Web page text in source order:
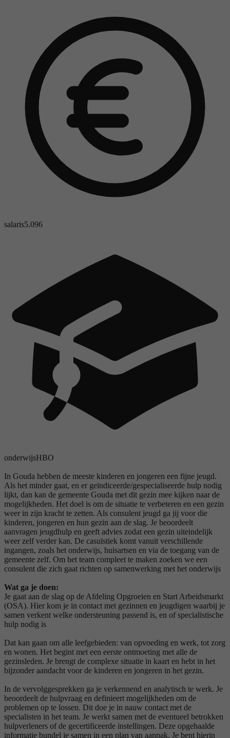
salaris5.096
onderwijsHBO
In Gouda hebben de meeste kinderen en jongeren een fijne jeugd.
Als het minder gaat, en er geïndiceerde/gespecialiseerde hulp nodig
lijkt, dan kan de gemeente Gouda met dit gezin mee kijken naar de
mogelijkheden. Het doel is om de situatie te verbeteren en een gezin
weer in zijn kracht te zetten. Als consulent jeugd ga jij voor die
kinderen, jongeren en hun gezin aan de slag. Je beoordeelt
aanvragen jeugdhulp en geeft advies zodat een gezin uiteindelijk
weer zelf verder kan. De casuïstiek komt vanuit verschillende
ingangen, zoals het onderwijs, huisartsen en via de toegang van de
gemeente zelf. Om het team compleet te maken zoeken we een
consulent die zich gaat richten op samenwerking met het onderwijs
Wat ga je doen:
Je gaat aan de slag op de Afdeling Opgroeien en Start Arbeidsmarkt
(OSA). Hier kom je in contact met gezinnen en jeugdigen waarbij je
samen verkent welke ondersteuning passend is, en of specialistische
hulp nodig is
Dat kan gaan om alle leefgebieden: van opvoeding en werk, tot zorg
en wonen. Het begint met een eerste ontmoeting met alle de
gezinsleden. Je brengt de complexe situatie in kaart en hebt in het
bijzonder aandacht voor de kinderen en jongeren in het gezin.
In de vervolggesprekken ga je verkennend en analytisch te werk. Je
beoordeelt de hulpvraag en definieert mogelijkheden om de
problemen op te lossen. Dit doe je in nauw contact met de
specialisten in het team. Je werkt samen met de eventueel betrokken
hulpverleners of de gecertificeerde instellingen. Deze opgehaalde
informatie bundel je samen in een plan van aanpak. Je bent hierin